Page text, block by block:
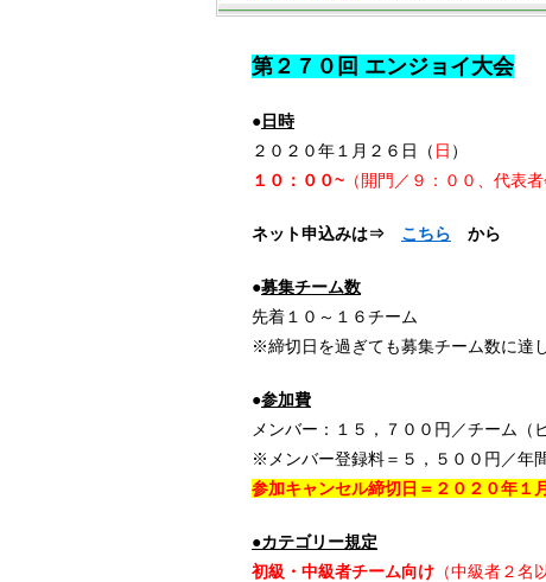
第２７０ 回 エンジョイ大会
●日時
２０２０年１月２６日（ 日 ）
１０：００~ （開門／９：００、代表
ネット申込みは⇒ こちら から
●募集チーム数
先着１０～１６チーム
※締切日を過ぎても募集チーム数に達
●参加費
メンバー：１５，７００円／チーム（
※メンバー登録料＝５，５００円／年
参加キャンセル締切日＝２０２０年１
●カテゴリー規定
初級・中級者チーム向け （中級者２名